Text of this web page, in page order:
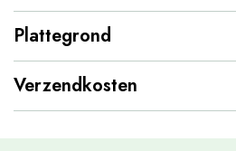
Plattegrond
Verzendkosten